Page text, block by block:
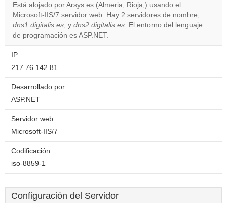
Do you
own this
OK
Está alojado por Arsys.es (Almeria, Rioja,) usando el
Microsoft-IIS/7 servidor web. Hay 2 servidores de nombre,
dns1.digitalis.es, y dns2.digitalis.es. El entorno del lenguaje
de programación es ASP.NET.
IP:
217.76.142.81
Desarrollado por:
ASP.NET
Servidor web:
Microsoft-IIS/7
Codificación:
iso-8859-1
Configuración del Servidor